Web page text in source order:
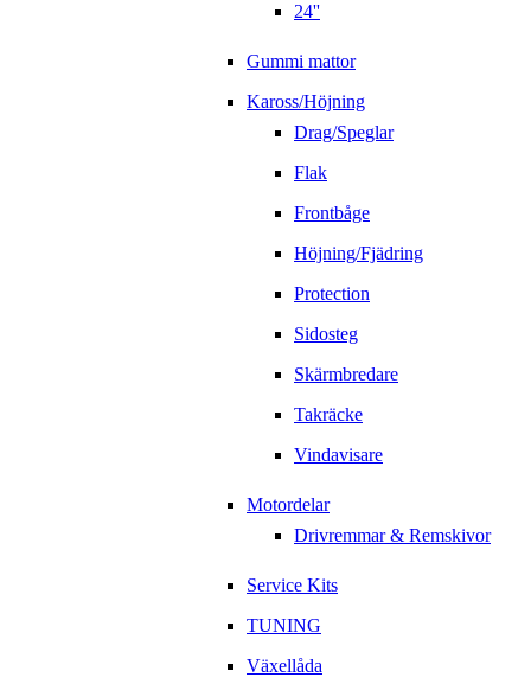
24''
Gummi mattor
Kaross/Höjning
Drag/Speglar
Flak
Frontbåge
Höjning/Fjädring
Protection
Sidosteg
Skärmbredare
Takräcke
Vindavisare
Motordelar
Drivremmar & Remskivor
Service Kits
TUNING
Växellåda